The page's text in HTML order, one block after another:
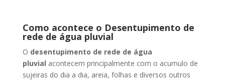
Como acontece o Desentupimento de
rede de água pluvial
O desentupimento de rede de água
pluvial acontecem principalmente com o acumulo de
sujeiras do dia a dia, areia, folhas e diversos outros